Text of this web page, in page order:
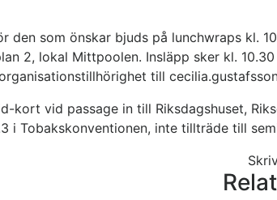
den som önskar bjuds på lunchwraps kl.
2, lokal Mittpoolen. Insläpp sker kl.
till
kort vid passage in till Riksdagshuset,
i Tobakskonventionen, inte tillträde till